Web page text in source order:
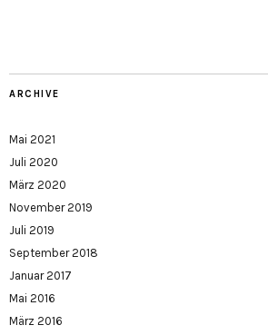
ARCHIVE
Mai 2021
Juli 2020
März 2020
November 2019
Juli 2019
September 2018
Januar 2017
Mai 2016
März 2016